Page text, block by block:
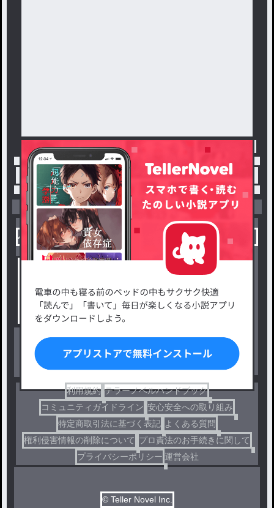
トップ 「#るぅあ」の人気小説・夢小説一覧
小説を探す
小説コンテスト応募・公募
出版・メディアミックス作品
ジャンルから探す
恋愛・ロマンス
ファンタジー・異世界・SF
ドラマ
利用規約 テラーノベルハンドブック
コミュニティガイドライン 安心安全への取り組み
特定商取引法に基づく表記 よくある質問
権利侵害情報の削除について プロ責法のお手続きに関して
プライバシーポリシー 運営会社
© Teller Novel Inc.